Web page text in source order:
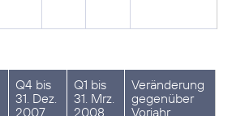
Q4 bis
31. Dez.
2007
Q1 bis
31. Mrz.
2008
Veränderung
gegenüber
Vorjahr